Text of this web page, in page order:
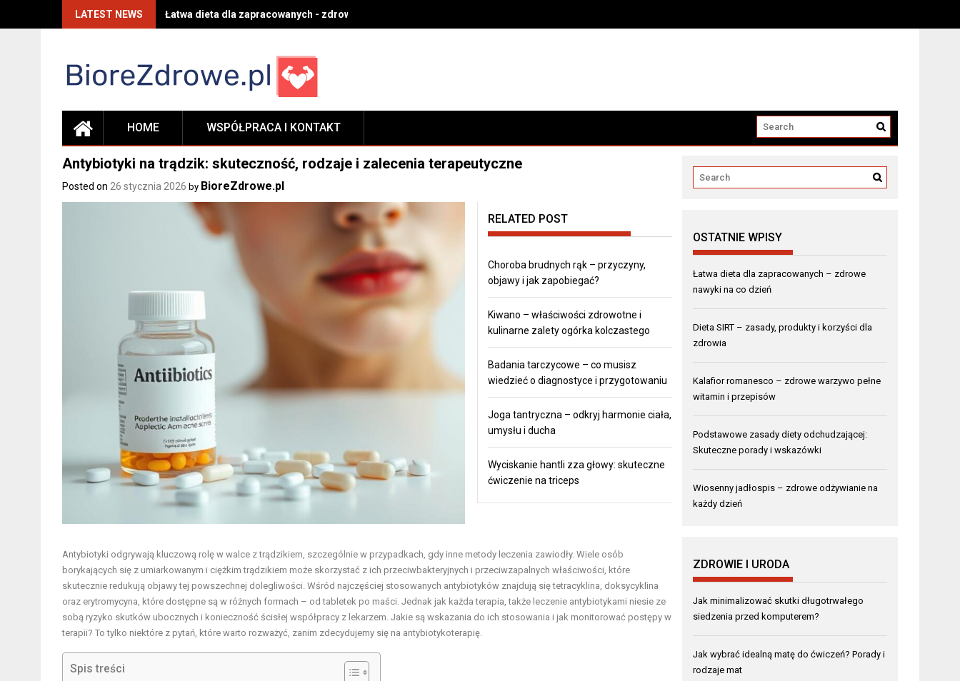
LATEST NEWS Łatwa dieta dla zapracowanych - zdrowe nawyki na co dzień
HOME WSPÓŁPRACA I KONTAKT
Antybiotyki na trądzik: skuteczność, rodzaje i zalecenia terapeutyczne
Posted on 26 stycznia 2026 by BioreZdrowe.pl
RELATED POST
Choroba brudnych rąk – przyczyny,
objawy i jak zapobiegać?
Kiwano – właściwości zdrowotne i
kulinarne zalety ogórka kolczastego
Badania tarczycowe – co musisz
wiedzieć o diagnostyce i przygotowaniu
Joga tantryczna – odkryj harmonie ciała,
umysłu i ducha
Wyciskanie hantli zza głowy: skuteczne
ćwiczenie na triceps
Antybiotyki odgrywają kluczową rolę w walce z trądzikiem, szczególnie w przypadkach, gdy inne metody leczenia zawiodły. Wiele osób
borykających się z umiarkowanym i ciężkim trądzikiem może skorzystać z ich przeciwbakteryjnych i przeciwzapalnych właściwości, które
skutecznie redukują objawy tej powszechnej dolegliwości. Wśród najczęściej stosowanych antybiotyków znajdują się tetracyklina, doksycyklina
oraz erytromycyna, które dostępne są w różnych formach – od tabletek po maści. Jednak jak każda terapia, także leczenie antybiotykami niesie ze
sobą ryzyko skutków ubocznych i konieczność ścisłej współpracy z lekarzem. Jakie są wskazania do ich stosowania i jak monitorować postępy w
terapii? To tylko niektóre z pytań, które warto rozważyć, zanim zdecydujemy się na antybiotykoterapię.
Spis treści
OSTATNIE WPISY
Łatwa dieta dla zapracowanych – zdrowe
nawyki na co dzień
Dieta SIRT – zasady, produkty i korzyści dla
zdrowia
Kalafior romanesco – zdrowe warzywo pełne
witamin i przepisów
Podstawowe zasady diety odchudzającej:
Skuteczne porady i wskazówki
Wiosenny jadłospis – zdrowe odżywianie na
każdy dzień
ZDROWIE I URODA
Jak minimalizować skutki długotrwałego
siedzenia przed komputerem?
Jak wybrać idealną matę do ćwiczeń? Porady i
rodzaje mat